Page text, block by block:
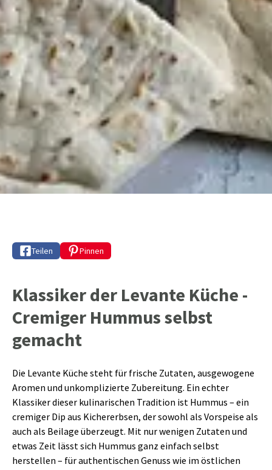
Teilen Pinnen
Klassiker der Levante Küche -
Cremiger Hummus selbst
gemacht
Die Levante Küche steht für frische Zutaten, ausgewogene
Aromen und unkomplizierte Zubereitung. Ein echter
Klassiker dieser kulinarischen Tradition ist Hummus – ein
cremiger Dip aus Kichererbsen, der sowohl als Vorspeise als
auch als Beilage überzeugt. Mit nur wenigen Zutaten und
etwas Zeit lässt sich Hummus ganz einfach selbst
herstellen – für authentischen Genuss wie im östlichen